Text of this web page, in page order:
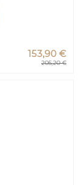
153,90 €
205,20 €